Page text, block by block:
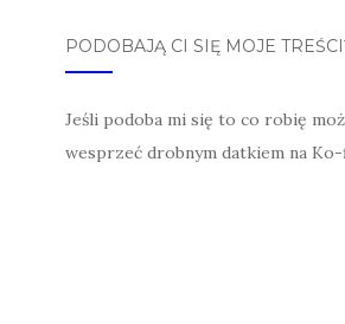
PODOBAJĄ CI SIĘ MOJE
Jeśli podoba mi się to co robię
wesprzeć drobnym datkiem na